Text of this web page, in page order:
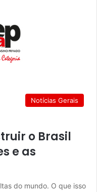
Notícias Gerais
o Brasil
e as
do mundo. O que isso